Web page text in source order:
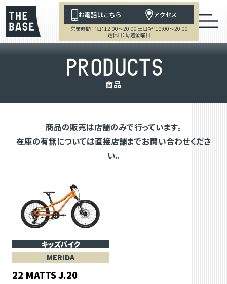
お電話はこちら アクセス
営業時間 平日：12:00～20:00 土日祝：10:00～20:00
定休日：毎週金曜日
PRODUCTS
商品
商品の販売は店舗のみで行っています。
在庫の有無については直接店舗までお問い合わせくださ
い。
キッズバイク
MERIDA
22 MATTS J.20